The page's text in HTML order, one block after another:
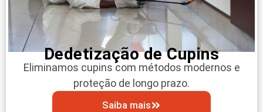
Dedetização de Cupins
Eliminamos cupins com métodos modernos e
proteção de longo prazo.
Saiba mais